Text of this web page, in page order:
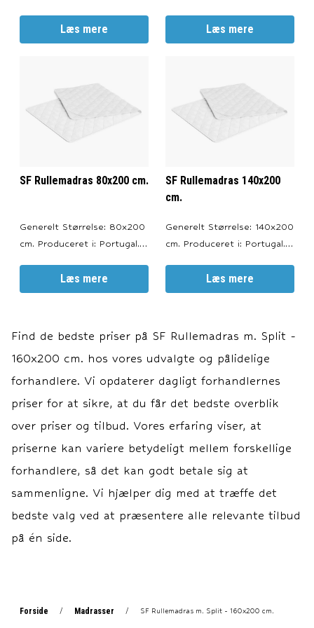
Farve: Hvid. Passer til alle
typer af senge,
Materiale: 100% bomuld.
Betræk: 150 gr./m2
bomuldscambric. Fyld: 350
Læs mere
Certificeret. Farve: Hvid.
Passer til alle typer
Materiale: 100% bomuld.
Betræk: 150 gr./m2
bomuldscambric. Fyld: 350
Læs mere
SF Rullemadras 80x200 cm.
Generelt Størrelse: 80x200
cm. Produceret i: Portugal.
Farve: Hvid. Passer til alle
typer af senge,
Materiale: 100% bomuld.
Betræk: 150 gr./m2
bomuldscambric. Fyld: 350
Læs mere
SF Rullemadras 140x200
cm.
Generelt Størrelse: 140x200
cm. Produceret i: Portugal.
Farve: Hvid. Passer til alle
typer af senge,
Materiale: 100% bomuld.
Betræk: 150 gr./m2
bomuldscambric. Fyld: 350
Læs mere
Find de bedste priser på SF Rullemadras m. Split -
160x200 cm. hos vores udvalgte og pålidelige
forhandlere. Vi opdaterer dagligt forhandlernes
priser for at sikre, at du får det bedste overblik
over priser og tilbud. Vores erfaring viser, at
priserne kan variere betydeligt mellem forskellige
forhandlere, så det kan godt betale sig at
sammenligne. Vi hjælper dig med at træffe det
bedste valg ved at præsentere alle relevante tilbud
på én side.
Forside / Madrasser / SF Rullemadras m. Split - 160x200 cm.